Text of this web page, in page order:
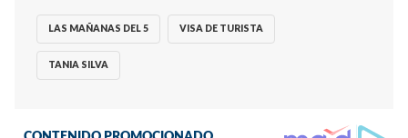
LAS MAÑANAS DEL 5 VISA DE TURISTA
TANIA SILVA